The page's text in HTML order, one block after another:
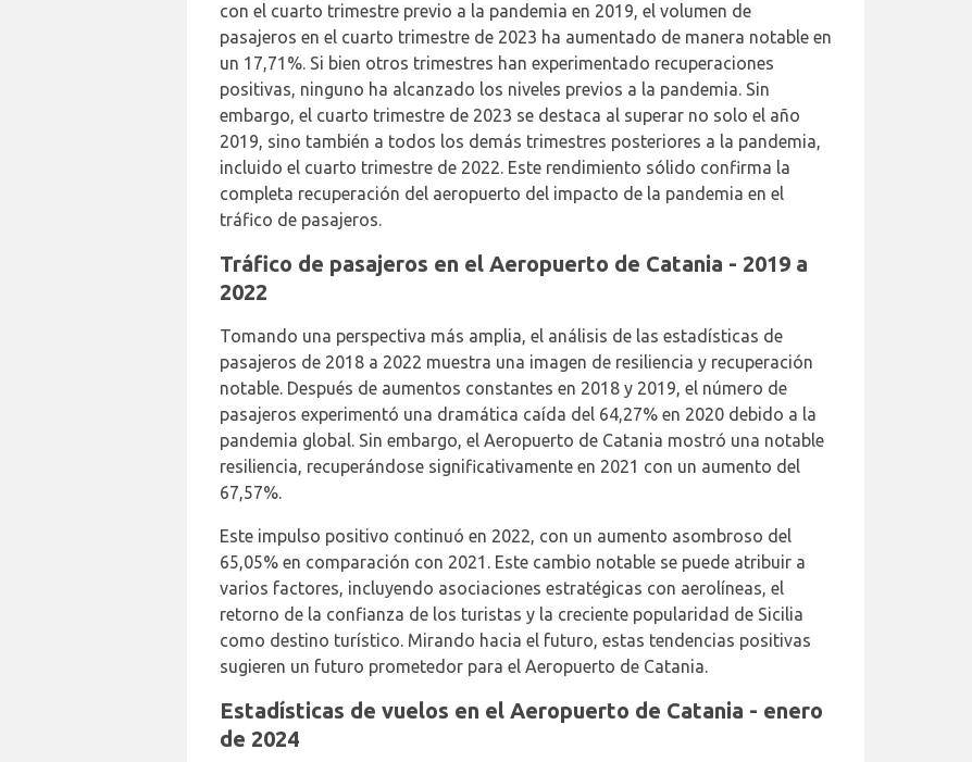
con el cuarto trimestre previo a la pandemia en 2019, el volumen de
pasajeros en el cuarto trimestre de 2023 ha aumentado de manera notable en
un 17,71%. Si bien otros trimestres han experimentado recuperaciones
positivas, ninguno ha alcanzado los niveles previos a la pandemia. Sin
embargo, el cuarto trimestre de 2023 se destaca al superar no solo el año
2019, sino también a todos los demás trimestres posteriores a la pandemia,
incluido el cuarto trimestre de 2022. Este rendimiento sólido confirma la
completa recuperación del aeropuerto del impacto de la pandemia en el
tráfico de pasajeros.
Tráfico de pasajeros en el Aeropuerto de Catania - 2019 a
2022
Tomando una perspectiva más amplia, el análisis de las estadísticas de
pasajeros de 2018 a 2022 muestra una imagen de resiliencia y recuperación
notable. Después de aumentos constantes en 2018 y 2019, el número de
pasajeros experimentó una dramática caída del 64,27% en 2020 debido a la
pandemia global. Sin embargo, el Aeropuerto de Catania mostró una notable
resiliencia, recuperándose significativamente en 2021 con un aumento del
67,57%.
Este impulso positivo continuó en 2022, con un aumento asombroso del
65,05% en comparación con 2021. Este cambio notable se puede atribuir a
varios factores, incluyendo asociaciones estratégicas con aerolíneas, el
retorno de la confianza de los turistas y la creciente popularidad de Sicilia
como destino turístico. Mirando hacia el futuro, estas tendencias positivas
sugieren un futuro prometedor para el Aeropuerto de Catania.
Estadísticas de vuelos en el Aeropuerto de Catania - enero
de 2024